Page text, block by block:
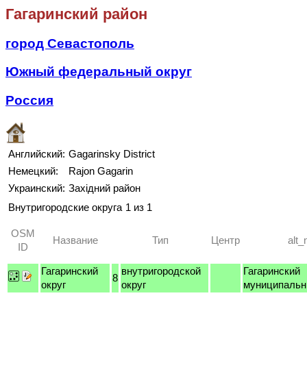
Гагаринский район
город Севастополь
Южный федеральный округ
Россия
Английский: Gagarinsky District
Немецкий:
Rajon Gagarin
Украинский: Західний район
Внутригородские округа 1 из 1
OSM
ID
Название Тип Центр
Гагаринский
округ
8
внутригородской
округ
Гагаринский